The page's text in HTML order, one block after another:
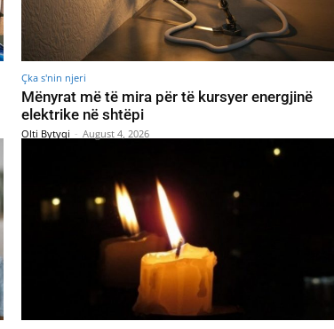
Çka s'nin njeri
Mënyrat më të mira për të kursyer energjinë
elektrike në shtëpi
Olti Bytyqi - August 4, 2026